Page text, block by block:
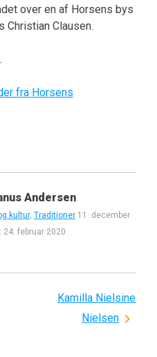
over en af Horsens bys
Clausen.
fra Horsens
Andersen
kultur, Traditioner 11. december
24. februar 2020
Kamilla Nielsine
Nielsen